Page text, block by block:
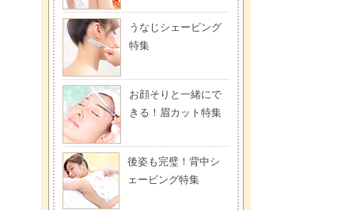
うなじシェービング
特集
お顔そりと一緒にで
きる！眉カット特集
後姿も完璧！背中シ
ェービング特集